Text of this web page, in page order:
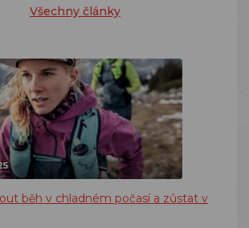
Všechny články
běh v chladném počasí a zůstat v